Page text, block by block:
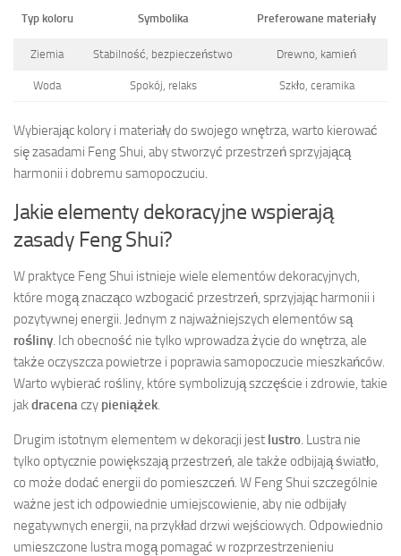
Typ koloru Symbolika Preferowane materiały
Ziemia Stabilność, bezpieczeństwo Drewno, kamień
Woda Spokój, relaks Szkło, ceramika
Wybierając kolory i materiały do swojego wnętrza, warto kierować
się zasadami Feng Shui, aby stworzyć przestrzeń sprzyjającą
harmonii i dobremu samopoczuciu.
Jakie elementy dekoracyjne wspierają
zasady Feng Shui?
W praktyce Feng Shui istnieje wiele elementów dekoracyjnych,
które mogą znacząco wzbogacić przestrzeń, sprzyjając harmonii i
pozytywnej energii. Jednym z najważniejszych elementów są
rośliny. Ich obecność nie tylko wprowadza życie do wnętrza, ale
także oczyszcza powietrze i poprawia samopoczucie mieszkańców.
Warto wybierać rośliny, które symbolizują szczęście i zdrowie, takie
jakdracenaczy pieniążek.
Drugim istotnym elementem w dekoracji jest lustro. Lustra nie
tylko optycznie powiększają przestrzeń, ale także odbijają światło,
co może dodać energii do pomieszczeń. W Feng Shui szczególnie
ważne jest ich odpowiednie umiejscowienie, aby nie odbijały
negatywnych energii, na przykład drzwi wejściowych. Odpowiednio
umieszczone lustra mogą pomagać w rozprzestrzenieniu